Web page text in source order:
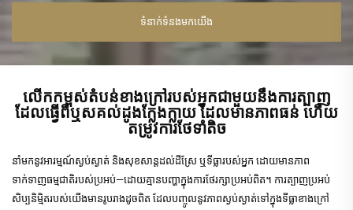
ទំនាក់ទំនងមកយើង
លើកកម្ពស់តំបន់ខាងក្រៅរបស់អ្នកជាមួយនឹងការត្បាញ
ដែលធ្វើពីឬសគល់ដូងក្លែងក្លាយ ដែលមានភាពធន់ ហើយ
តម្រូវការថែទាំតិច
នាំមកនូវអារម្មណ៍ស្ងប់ស្ងាត់ និងសុខសាន្តដល់ដីស្រែ ឬទីធ្លារបស់អ្នក ដោយមានភាព
ទាក់ទាញធម្មជាតិរបស់ប្រអប់—ដោយគ្មានបញ្ហាក្នុងការថែរក្សាប្រអប់ពិត។ ការត្បាញប្រអប់
សិប្បនិម្មិតរបស់យើងមានរូបរាងដូចពិត ដែលបញ្ចូលនូវភាពស្ងប់ស្ងាត់ទៅក្នុងទីធ្លាខាងក្រៅ